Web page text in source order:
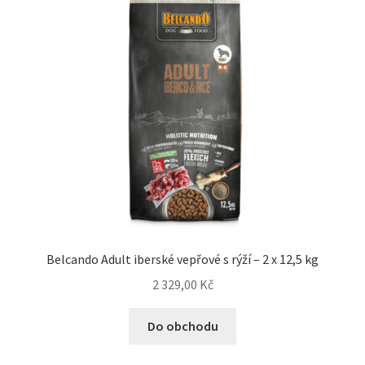
Belcando Adult iberské vepřové s rýží – 2 x 12,5 kg
2 329,00 Kč
Do obchodu